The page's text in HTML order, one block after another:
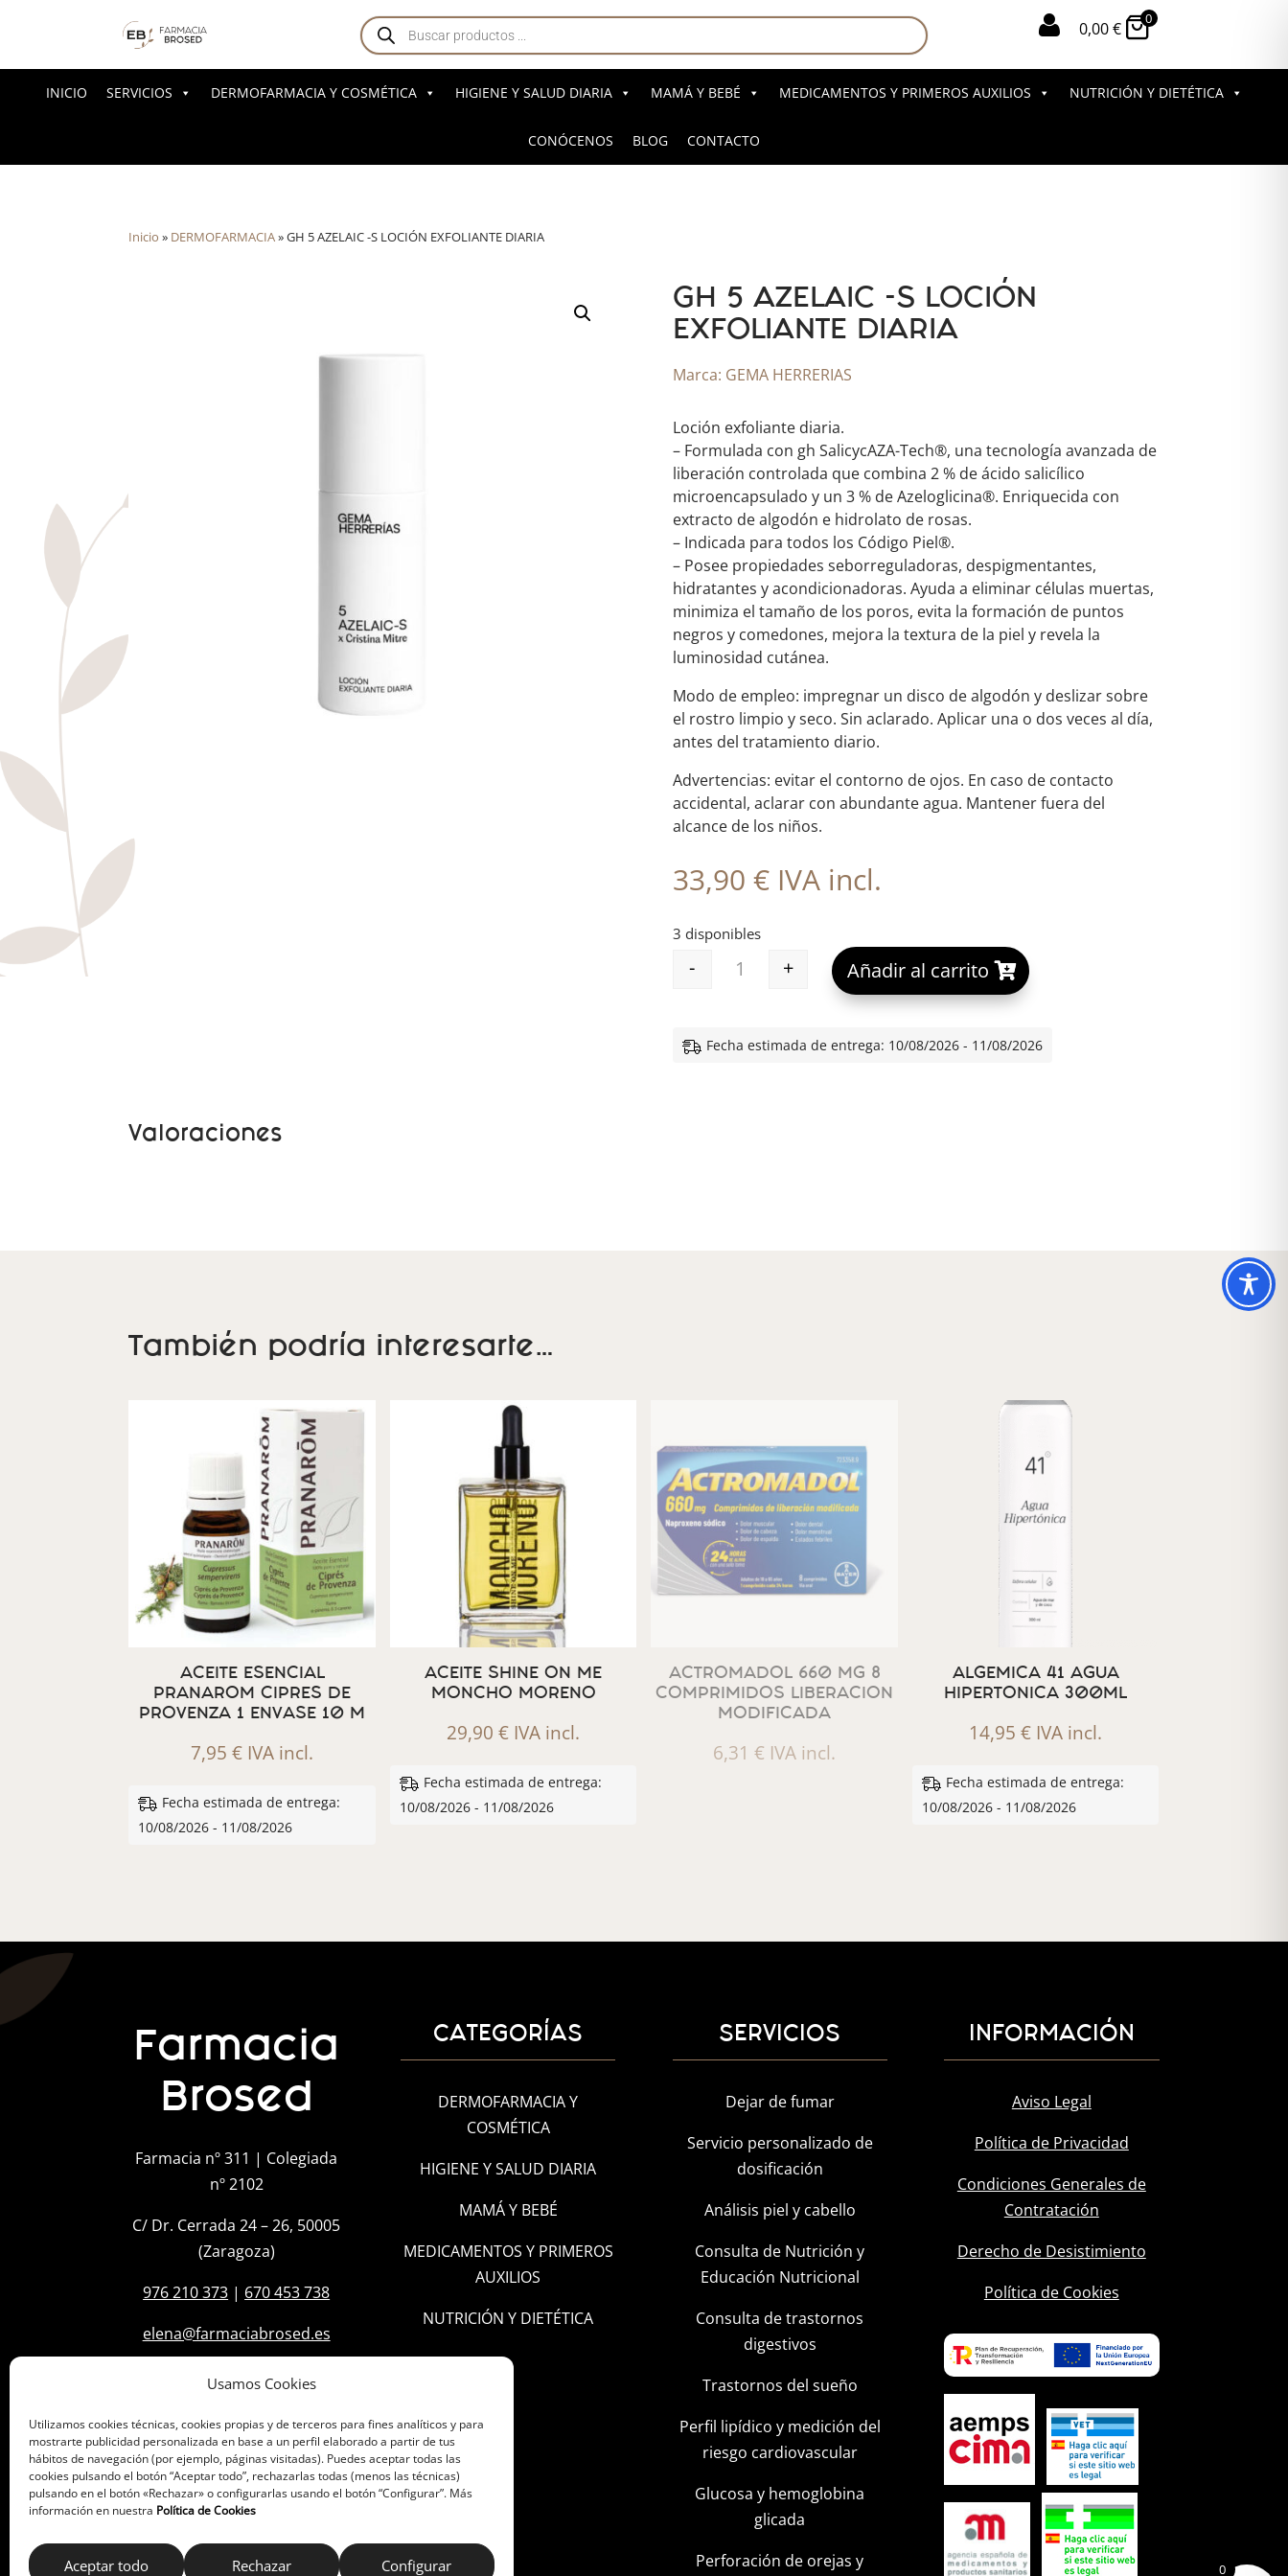
Usamos Cookies
Utilizamos cookies técnicas, cookies propias y de terceros para fines analíticos y para
mostrarte publicidad personalizada en base a un perfil elaborado a partir de tus
hábitos de navegación (por ejemplo, páginas visitadas). Puedes aceptar todas las
cookies pulsando el botón “Aceptar todo”, rechazarlas todas (menos las técnicas)
pulsando en el botón «Rechazar» o configurarlas usando el botón “Configurar”. Más
información en nuestra Política de Cookies
Aceptar todo Rechazar Configurar
Búsqueda
de
productos
 0,00€
0
INICIO SERVICIOS DERMOFARMACIA Y COSMÉTICA HIGIENE Y SALUD DIARIA MAMÁ Y BEBÉ MEDICAMENTOS Y PRIMEROS AUXILIOS NUTRICIÓN Y DIETÉTICA
CONÓCENOS BLOG CONTACTO
Inicio » DERMOFARMACIA»GH 5 AZELAIC -S LOCIÓN EXFOLIANTE DIARIA
GH 5 AZELAIC -S LOCIÓN
EXFOLIANTE DIARIA
Marca: GEMA HERRERIAS
Loción exfoliante diaria.
– Formulada con gh SalicycAZA-Tech®, una tecnología avanzada de
liberación controlada que combina 2 % de ácido salicílico
microencapsulado y un 3 % de Azeloglicina®. Enriquecida con
extracto de algodón e hidrolato de rosas.
– Indicada para todos los Código Piel®.
– Posee propiedades seborreguladoras, despigmentantes,
hidratantes y acondicionadoras. Ayuda a eliminar células muertas,
minimiza el tamaño de los poros, evita la formación de puntos
negros y comedones, mejora la textura de la piel y revela la
luminosidad cutánea.
Modo de empleo: impregnar un disco de algodón y deslizar sobre
el rostro limpio y seco. Sin aclarado. Aplicar una o dos veces al día,
antes del tratamiento diario.
Advertencias: evitar el contorno de ojos. En caso de contacto
accidental, aclarar con abundante agua. Mantener fuera del
alcance de los niños.
33,90 € IVA incl.
3 disponibles
GH 5 AZELAIC -S LOCIÓN EXFOLIANTE DIARIA cantidad
- + Añadir al carrito
A
l
e
Fecha estimada de entrega: 10/08/2026 - 11/08/2026
Valoraciones
También podría interesarte…
ACEITE ESENCIAL
PRANAROM CIPRES DE
PROVENZA 1 ENVASE 10 M
7,95€ IVA incl.
Fecha estimada de entrega:
10/08/2026 - 11/08/2026
ACEITE SHINE ON ME
MONCHO MORENO
29,90€ IVA incl.
Fecha estimada de entrega:
10/08/2026 - 11/08/2026
ACTROMADOL 660 MG 8
COMPRIMIDOS LIBERACION
MODIFICADA
6,31€ IVA incl.
ALGEMICA 41 AGUA
HIPERTONICA 300ML
14,95€ IVA incl.
Fecha estimada de entrega:
10/08/2026 - 11/08/2026
Farmacia
Brosed
Farmacia nº 311 | Colegiada
nº 2102
C/ Dr. Cerrada 24 – 26, 50005
(Zaragoza)
976 210 373 | 670 453 738
elena@farmaciabrosed.es
CATEGORÍAS
DERMOFARMACIA Y
COSMÉTICA
HIGIENE Y SALUD DIARIA
MAMÁ Y BEBÉ
MEDICAMENTOS Y PRIMEROS
AUXILIOS
NUTRICIÓN Y DIETÉTICA
SERVICIOS
Dejar de fumar
Servicio personalizado de
dosificación
Análisis piel y cabello
Consulta de Nutrición y
Educación Nutricional
Consulta de trastornos
digestivos
Trastornos del sueño
Perfil lipídico y medición del
riesgo cardiovascular
Glucosa y hemoglobina
glicada
Perforación de orejas y
INFORMACIÓN
Aviso Legal
Política de Privacidad
Condiciones Generales de
Contratación
Derecho de Desistimiento
Política de Cookies
0